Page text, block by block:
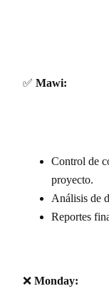
✅ Mawi:
Control de
proyecto.
Análisis de
Reportes
❌ Monday: